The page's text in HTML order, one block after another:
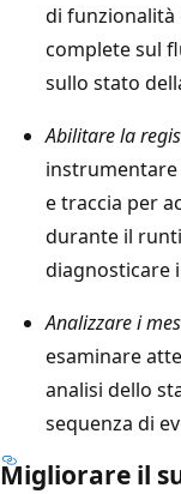
di
complete sul
sullo stato
Abilitare la
e traccia per
durante il
diagnosticare
Analizzare i
esaminare
analisi dello
sequenza di
Migliorare il